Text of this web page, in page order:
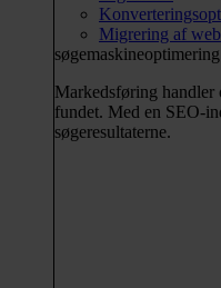
Migrering af
søgemaskineoptimering
Markedsføring
fundet. Med en SEO-
søgeresultaterne.